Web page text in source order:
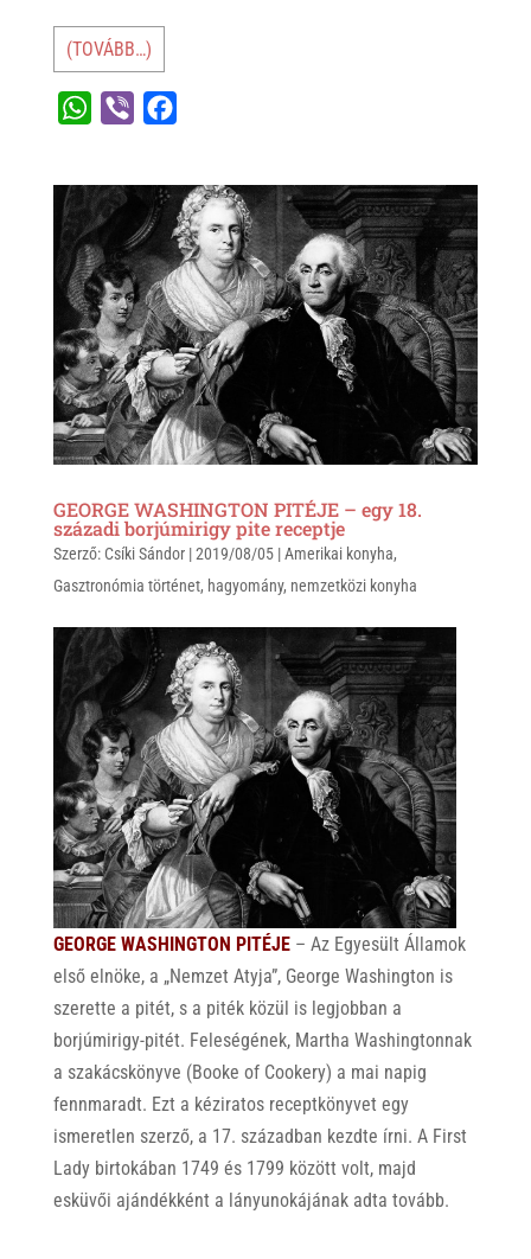
(TOVÁBB…)
t
s
A
p
p
r
e
b
o
o
k
GEORGE WASHINGTON PITÉJE – egy 18.
századi borjúmirigy pite receptje
Szerző: Csíki Sándor|2019/08/05|Amerikai konyha,
Gasztronómia történet, hagyomány, nemzetközi konyha
GEORGE WASHINGTON PITÉJE– Az Egyesült Államok
első elnöke, a „Nemzet Atyja”, George Washington is
szerette a pitét, s a piték közül is legjobban a
borjúmirigy-pitét. Feleségének, Martha Washingtonnak
a szakácskönyve (Booke of Cookery) a mai napig
fennmaradt. Ezt a kéziratos receptkönyvet egy
ismeretlen szerző, a 17. században kezdte írni. A First
Lady birtokában 1749 és 1799 között volt, majd
esküvői ajándékként a lányunokájának adta tovább.